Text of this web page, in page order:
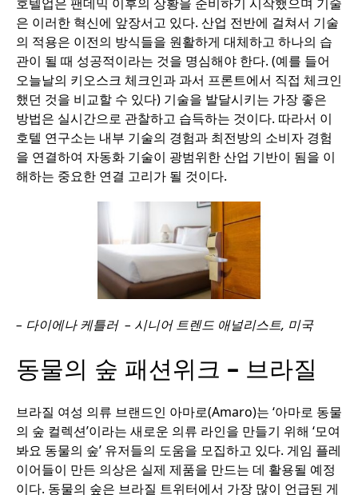
은 이러한 혁신에 앞장서고 있다. 산업 전반에 걸쳐서 기술
의 적용은 이전의 방식들을 원활하게 대체하고 하나의 습
관이 될 때 성공적이라는 것을 명심해야 한다. (예를 들어
오늘날의 키오스크 체크인과 과서 프론트에서 직접 체크인
했던 것을 비교할 수 있다) 기술을 발달시키는 가장 좋은
방법은 실시간으로 관찰하고 습득하는 것이다. 따라서 이
호텔 연구소는 내부 기술의 경험과 최전방의 소비자 경험
을 연결하여 자동화 기술이 광범위한 산업 기반이 됨을 이
해하는 중요한 연결 고리가 될 것이다.
– 다이에나 케틀러 – 시니어 트렌드 애널리스트, 미국
동물의 숲 패션위크 – 브라질
브라질 여성 의류 브랜드인 아마로(Amaro)는 ‘아마로 동물
의 숲 컬렉션’이라는 새로운 의류 라인을 만들기 위해 ‘모여
봐요 동물의 숲’ 유저들의 도움을 모집하고 있다. 게임 플레
이어들이 만든 의상은 실제 제품을 만드는 데 활용될 예정
이다. 동물의 숲은 브라질 트위터에서 가장 많이 언급된 게